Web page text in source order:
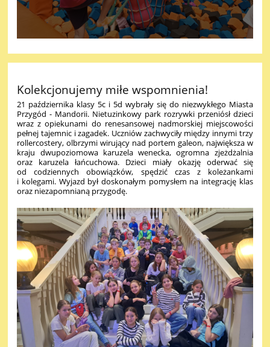
Kolekcjonujemy miłe wspomnienia!
21 października klasy 5c i 5d wybrały się do niezwykłego Miasta
Przygód - Mandorii. Nietuzinkowy park rozrywki przeniósł dzieci
wraz z opiekunami do renesansowej nadmorskiej miejscowości
pełnej tajemnic i zagadek. Uczniów zachwyciły między innymi trzy
rollercostery, olbrzymi wirujący nad portem galeon, największa w
kraju dwupoziomowa karuzela wenecka, ogromna zjeżdżalnia
oraz karuzela łańcuchowa. Dzieci miały okazję oderwać się
od codziennych obowiązków, spędzić czas z koleżankami
i kolegami. Wyjazd był doskonałym pomysłem na integrację klas
oraz niezapomnianą przygodę.